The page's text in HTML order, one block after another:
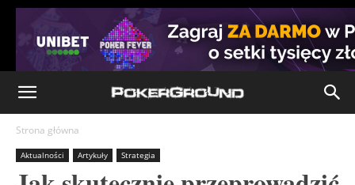
Strona główna
Aktualności Artykuły Strategia